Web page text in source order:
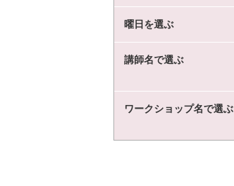
曜日を選ぶ
講師名で選ぶ
ワークショップ名で選ぶ